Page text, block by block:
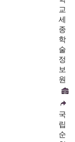
교
세
종
학
술
정
보
원
국
립
순